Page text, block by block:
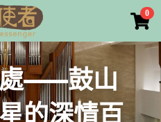
0
——鼓山
的深情百
×
分類